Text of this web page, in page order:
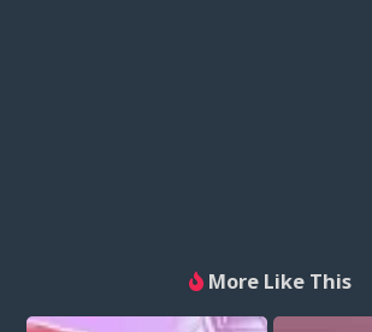
More Like This